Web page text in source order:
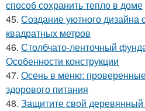
способ сохранить тепло в доме
45. Создание уютного дизайна
квадратных метров
46. Столбчато-ленточный
Особенности конструкции
47. Осень в меню:
здорового питания
48. Защитите свой деревянный